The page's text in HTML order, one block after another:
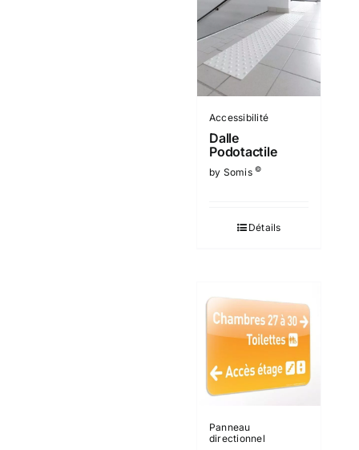
Accessibilité
Dalle
Podotactile
by Somis©
Détails
Panneau
directionnel